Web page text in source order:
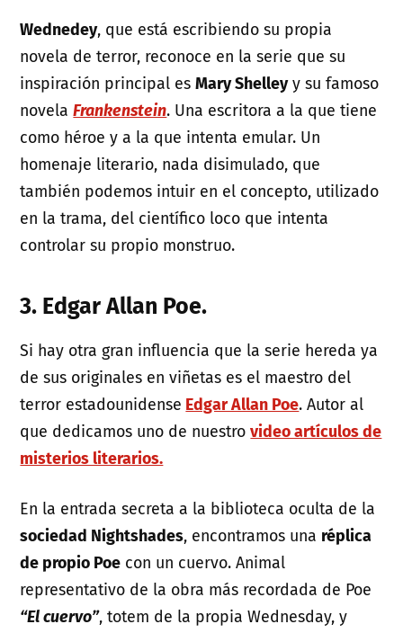
Wednedey, que está escribiendo su propia
novela de terror, reconoce en la serie que su
inspiración principal esMary Shelleyy su famoso
novelaFrankenstein. Una escritora a la que tiene
como héroe y a la que intenta emular. Un
homenaje literario, nada disimulado, que
también podemos intuir en el concepto, utilizado
en la trama, del científico loco que intenta
controlar su propio monstruo.
3. Edgar Allan Poe.
Si hay otra gran influencia que la serie hereda ya
de sus originales en viñetas es el maestro del
terror estadounidense Edgar Allan Poe. Autor al
que dedicamos uno de nuestrovideo artículos de
misterios literarios.
En la entrada secreta a la biblioteca oculta de la
sociedad Nightshades, encontramos una réplica
de propio Poe con un cuervo. Animal
representativo de la obra más recordada de Poe
“El cuervo”, totem de la propia Wednesday, y